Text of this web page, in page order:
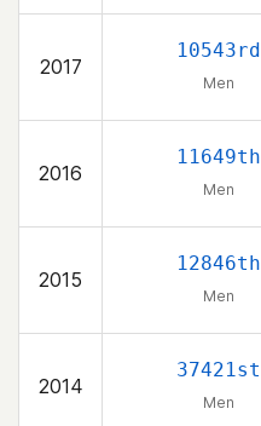
2017
10543rd
Men
2016
11649th
Men
2015
12846th
Men
2014
37421st
Men